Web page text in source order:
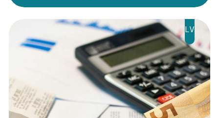
LV